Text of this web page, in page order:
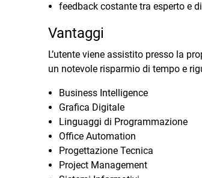
feedback costante tra esperto e
Vantaggi
L’utente viene assistito presso la
un notevole risparmio di tempo e
Business Intelligence
Grafica Digitale
Linguaggi di Programmazione
Office Automation
Progettazione Tecnica
Project Management